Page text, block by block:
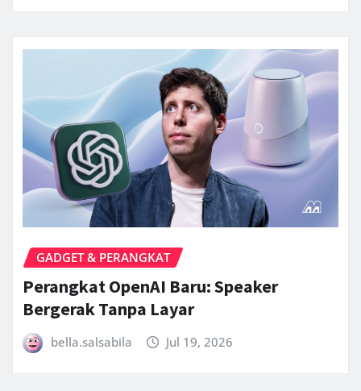
GADGET & PERANGKAT
Perangkat OpenAI Baru: Speaker
Bergerak Tanpa Layar
bella.salsabila Jul 19, 2026